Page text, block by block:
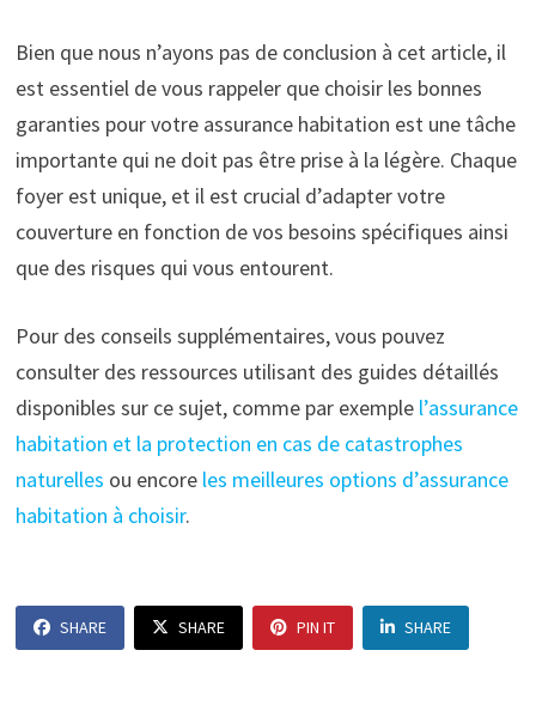
Bien que nous n’ayons pas de conclusion à cet article, il
est essentiel de vous rappeler que choisir les bonnes
garanties pour votre assurance habitation est une tâche
importante qui ne doit pas être prise à la légère. Chaque
foyer est unique, et il est crucial d’adapter votre
couverture en fonction de vos besoins spécifiques ainsi
que des risques qui vous entourent.
Pour des conseils supplémentaires, vous pouvez
consulter des ressources utilisant des guides détaillés
disponibles sur ce sujet, comme par exemple l’assurance
habitation et la protection en cas de catastrophes
naturelles ou encore les meilleures options d’assurance
habitation à choisir.
SHARE SHARE PIN IT SHARE